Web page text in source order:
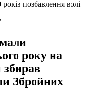
року на
збирав
Збройних